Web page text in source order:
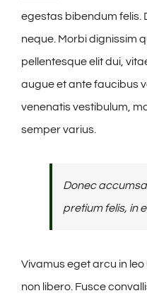
egestas bibendum felis.
neque. Morbi dignissim
pellentesque elit dui,
augue et ante faucibus
venenatis vestibulum,
semper varius.
Donec
pretium felis, in
Vivamus eget arcu in
non libero. Fusce